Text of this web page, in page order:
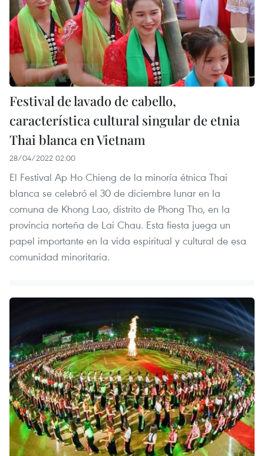
Festival de lavado de cabello,
característica cultural singular de etnia
Thai blanca en Vietnam
28/04/2022 02:00
El Festival Ap Ho Chieng de la minoría étnica Thai
blanca se celebró el 30 de diciembre lunar en la
comuna de Khong Lao, distrito de Phong Tho, en la
provincia norteña de Lai Chau. Esta fiesta juega un
papel importante en la vida espiritual y cultural de esa
comunidad minoritaria.